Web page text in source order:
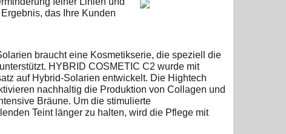
das Ihre Kunden
braucht eine Kosmetikserie, die speziell die
HYBRID COSMETIC C2 wurde mit
auf Hybrid-Solarien entwickelt. Die Hightech
nachhaltig die Produktion von Collagen und
Bräune. Um die stimulierte
Teint länger zu halten, wird die Pflege mit